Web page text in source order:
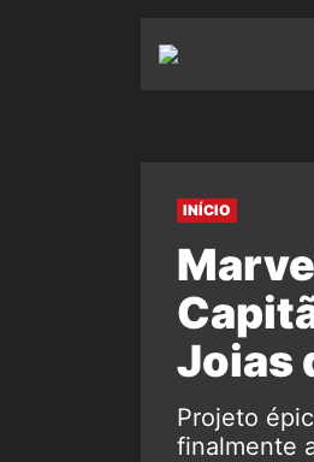
INÍCIO
Joias
Projeto
finalmente